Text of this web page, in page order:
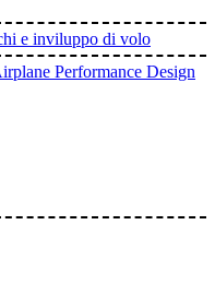
e inviluppo di volo
Performance Design